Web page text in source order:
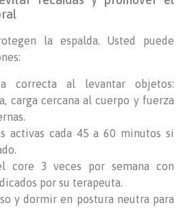
la espalda. Usted puede
correcta al levantar objetos:
carga cercana al cuerpo y fuerza
activas cada 45 a 60 minutos si
core 3 veces por semana con
por su terapeuta.
y dormir en postura neutra para